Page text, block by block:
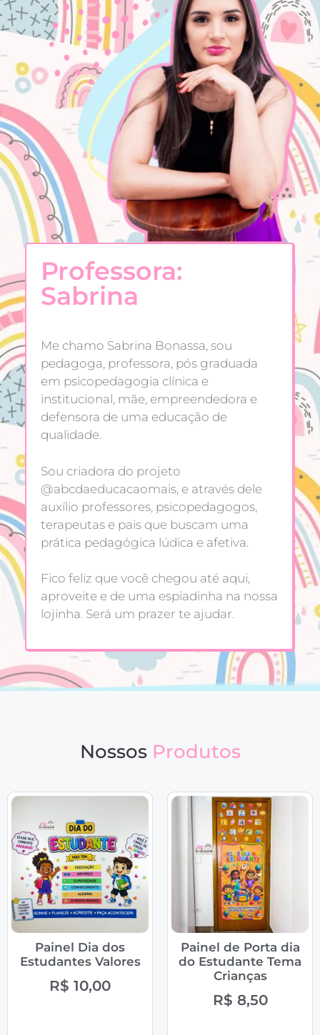
Professora:
Sabrina
Me chamo Sabrina Bonassa, sou
pedagoga, professora, pós graduada
em psicopedagogia clínica e
institucional, mãe, empreendedora e
defensora de uma educação de
qualidade.
Sou criadora do projeto
@abcdaeducacaomais, e através dele
auxílio professores, psicopedagogos,
terapeutas e pais que buscam uma
prática pedagógica lúdica e afetiva.
Fico feliz que você chegou até aqui,
aproveite e de uma espiadinha na nossa
lojinha. Será um prazer te ajudar.
Nossos Produtos
Painel Dia dos
Estudantes Valores
R$ 10,00
Painel de Porta dia
do Estudante Tema
Crianças
R$ 8,50